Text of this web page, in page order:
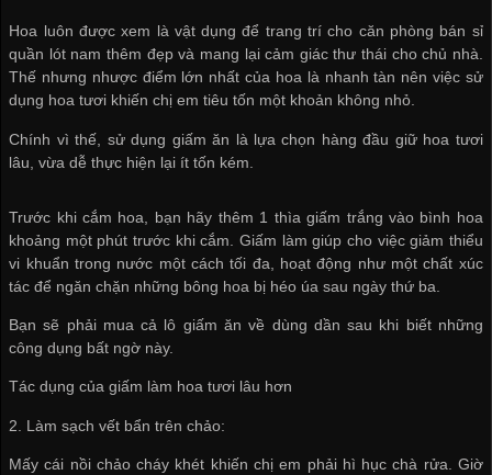
Hoa luôn được xem là vật dụng để trang trí cho căn phòng bán sỉ
quần lót nam thêm đẹp và mang lại cảm giác thư thái cho chủ nhà.
Thế nhưng nhược điểm lớn nhất của hoa là nhanh tàn nên việc sử
dụng hoa tươi khiến chị em tiêu tốn một khoản không nhỏ.
Chính vì thế, sử dụng giấm ăn là lựa chọn hàng đầu giữ hoa tươi
lâu, vừa dễ thực hiện lại ít tốn kém.
Trước khi cắm hoa, bạn hãy thêm 1 thìa giấm trắng vào bình hoa
khoảng một phút trước khi cắm. Giấm làm giúp cho việc giảm thiểu
vi khuẩn trong nước một cách tối đa, hoạt động như một chất xúc
tác để ngăn chặn những bông hoa bị héo úa sau ngày thứ ba.
Bạn sẽ phải mua cả lô giấm ăn về dùng dần sau khi biết những
công dụng bất ngờ này.
Tác dụng của giấm làm hoa tươi lâu hơn
2. Làm sạch vết bẩn trên chảo:
Mấy cái nồi chảo cháy khét khiến chị em phải hì hục chà rửa. Giờ